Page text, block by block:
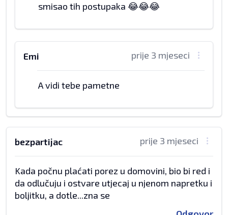
smisao tih postupaka 😂😂😂
prije 3 mjeseci
Emi
A vidi tebe pametne
prije 3 mjeseci
bezpartijac
Kada počnu plaćati porez u domovini, bio bi red i
da odlučuju i ostvare utjecaj u njenom napretku i
boljitku, a dotle...zna se